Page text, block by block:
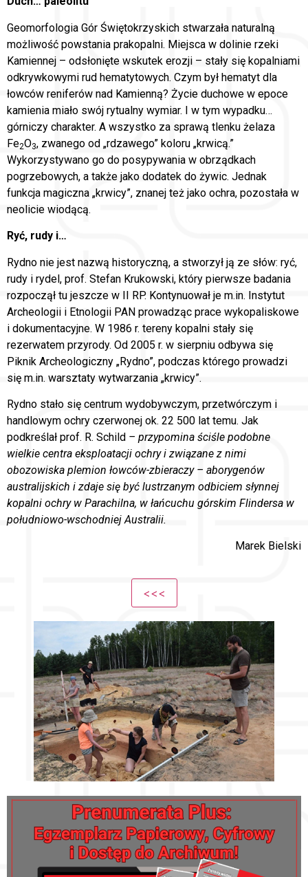
Geomorfologia Gór Świętokrzyskich stwarzała naturalną
możliwość powstania prakopalni. Miejsca w dolinie rzeki
Kamiennej – odsłonięte wskutek erozji – stały się kopalniami
odkrywkowymi rud hematytowych. Czym był hematyt dla
łowców reniferów nad Kamienną? Życie duchowe w epoce
kamienia miało swój rytualny wymiar. I w tym wypadku…
górniczy charakter. A wszystko za sprawą tlenku żelaza
Fe2O3, zwanego od „rdzawego” koloru „krwicą.”
Wykorzystywano go do posypywania w obrządkach
pogrzebowych, a także jako dodatek do żywic. Jednak
funkcja magiczna „krwicy”, znanej też jako ochra, pozostała w
neolicie wiodącą.
Ryć, rudy i…
Rydno nie jest nazwą historyczną, a stworzył ją ze słów: ryć,
rudy i rydel, prof. Stefan Krukowski, który pierwsze badania
rozpoczął tu jeszcze w II RP. Kontynuował je m.in. Instytut
Archeologii i Etnologii PAN prowadząc prace wykopaliskowe
i dokumentacyjne. W 1986 r. tereny kopalni stały się
rezerwatem przyrody. Od 2005 r. w sierpniu odbywa się
Piknik Archeologiczny „Rydno”, podczas którego prowadzi
się m.in. warsztaty wytwarzania „krwicy”.
Rydno stało się centrum wydobywczym, przetwórczym i
handlowym ochry czerwonej ok. 22 500 lat temu. Jak
podkreślał prof. R. Schild – przypomina ściśle podobne
wielkie centra eksploatacji ochry i związane z nimi
obozowiska plemion łowców-zbieraczy – aborygenów
australijskich i zdaje się być lustrzanym odbiciem słynnej
kopalni ochry w Parachilna, w łańcuchu górskim Flindersa w
południowo-wschodniej Australii.
Marek Bielski